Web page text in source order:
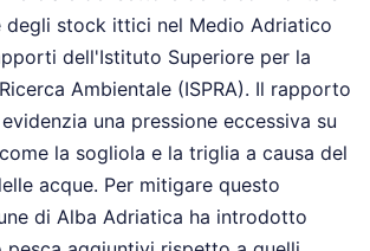
degli stock ittici nel Medio Adriatico
dell'Istituto Superiore per la
Ambientale (ISPRA). Il rapporto
una pressione eccessiva su
la sogliola e la triglia a causa del
acque. Per mitigare questo
di Alba Adriatica ha introdotto